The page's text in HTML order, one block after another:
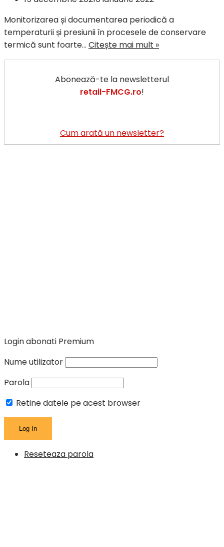
Monitorizarea și documentarea periodică a
temperaturii și presiunii în procesele de conservare
termică sunt foarte… Citește mai mult »
Abonează-te la newsletterul
retail-FMCG.ro!
Cum arată un newsletter?
Login abonati Premium
Nume utilizator
Parola
Retine datele pe acest browser
Reseteaza parola